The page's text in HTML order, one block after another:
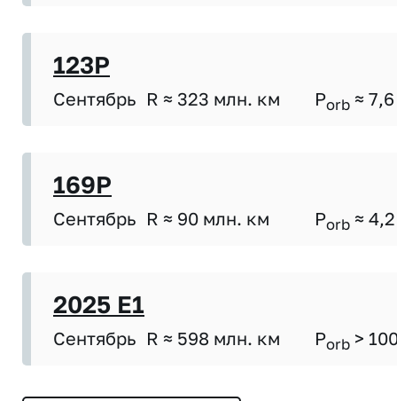
123P
Сентябрь R ≈ 323 млн. км Porb ≈ 7,6
169P
Сентябрь R ≈ 90 млн. км Porb ≈ 4,2
2025 E1
Сентябрь R ≈ 598 млн. км Porb >